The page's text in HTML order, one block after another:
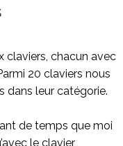
claviers, chacun avec
20 claviers nous
dans leur catégorie.
de temps que moi
le clavier